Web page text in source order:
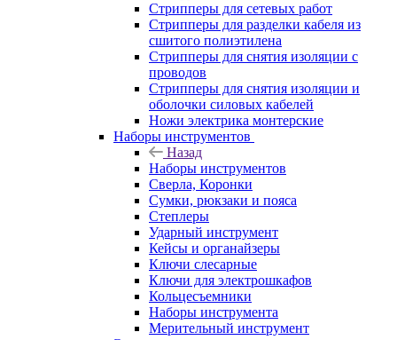
Стрипперы для сетевых работ
Стрипперы для разделки кабеля из
сшитого полиэтилена
Cтрипперы для снятия изоляции с
проводов
Стрипперы для снятия изоляции и
оболочки силовых кабелей
Ножи электрика монтерские
Наборы инструментов
Назад
Наборы инструментов
Сверла, Коронки
Сумки, рюкзаки и пояса
Степлеры
Ударный инструмент
Кейсы и органайзеры
Ключи слесарные
Ключи для электрошкафов
Кольцесъемники
Наборы инструмента
Мерительный инструмент